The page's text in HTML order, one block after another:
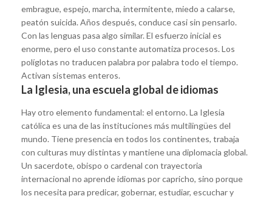
embrague, espejo, marcha, intermitente, miedo a calarse,
peatón suicida. Años después, conduce casi sin pensarlo.
Con las lenguas pasa algo similar. El esfuerzo inicial es
enorme, pero el uso constante automatiza procesos. Los
políglotas no traducen palabra por palabra todo el tiempo.
Activan sistemas enteros.
La Iglesia, una escuela global de idiomas
Hay otro elemento fundamental: el entorno. La Iglesia
católica es una de las instituciones más multilingües del
mundo. Tiene presencia en todos los continentes, trabaja
con culturas muy distintas y mantiene una diplomacia global.
Un sacerdote, obispo o cardenal con trayectoria
internacional no aprende idiomas por capricho, sino porque
los necesita para predicar, gobernar, estudiar, escuchar y